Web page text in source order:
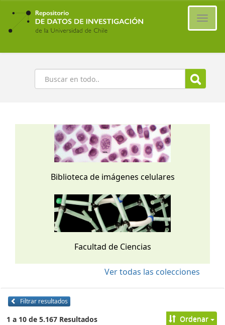
Ir
contenido
principal
Buscar
Biblioteca de imágenes celulares
Facultad de Ciencias
Ver todas las colecciones
Filtrar resultados
1 a 10 de 5.167 Resultados Ordenar